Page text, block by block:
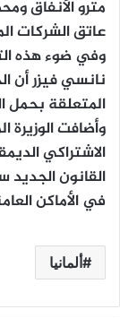
مترو الأنفاق
عاتق الشركات
وفي ضوء هذه
نانسي فيزر أن
المتعلقة بحمل
وأضافت
الاشتراكي
القانون
في الأماكن
ألمانيا